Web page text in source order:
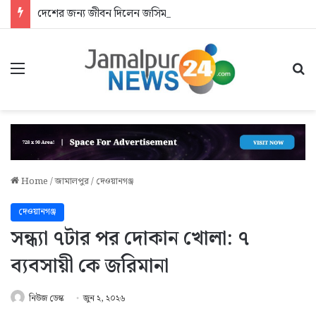
দেশের জন্য জীবন দিলেন জসিম: আশ্রয়হীন শহীদের পরিবার
Menu
Home/জামালপুর/দেওয়ানগঞ্জ
দেওয়ানগঞ্জ
সন্ধ্যা ৭টার পর দোকান খোলা: ৭
ব্যবসায়ী কে জরিমানা
নিউজ ডেস্ক জুন ২, ২০২৬